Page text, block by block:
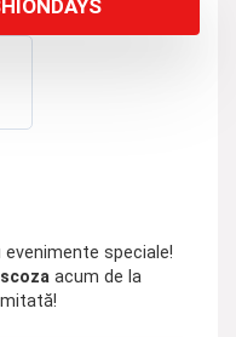
speciale!
acum de la